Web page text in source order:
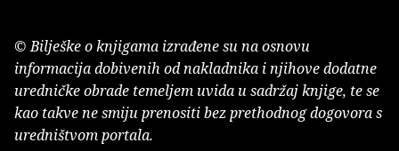
© Bilješke o knjigama izrađene su na osnovu
informacija dobivenih od nakladnika i njihove dodatne
uredničke obrade temeljem uvida u sadržaj knjige, te se
kao takve ne smiju prenositi bez prethodnog dogovora s
uredništvom portala.